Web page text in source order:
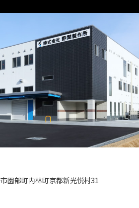
園部町内林町京都新光悦村31